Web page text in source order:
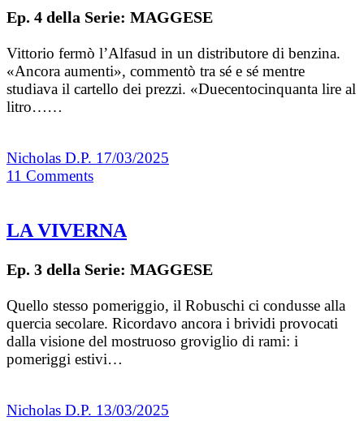
Ep. 4 della Serie: MAGGESE
Vittorio fermò l’Alfasud in un distributore di benzina.
«Ancora aumenti», commentò tra sé e sé mentre
studiava il cartello dei prezzi. «Duecentocinquanta lire al
litro……
Nicholas D.P. 17/03/2025
11 Comments
LA VIVERNA
Ep. 3 della Serie: MAGGESE
Quello stesso pomeriggio, il Robuschi ci condusse alla
quercia secolare. Ricordavo ancora i brividi provocati
dalla visione del mostruoso groviglio di rami: i
pomeriggi estivi…
Nicholas D.P. 13/03/2025